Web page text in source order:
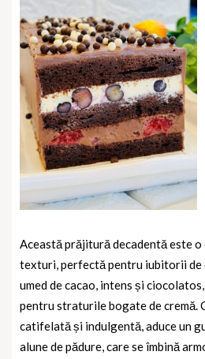
Această prăjitură decadentă este
texturi, perfectă pentru iubitorii de
umed de cacao, intens și
pentru straturile bogate de cremă.
catifelată și indulgentă, aduce un
alune de pădure, care se îmbină